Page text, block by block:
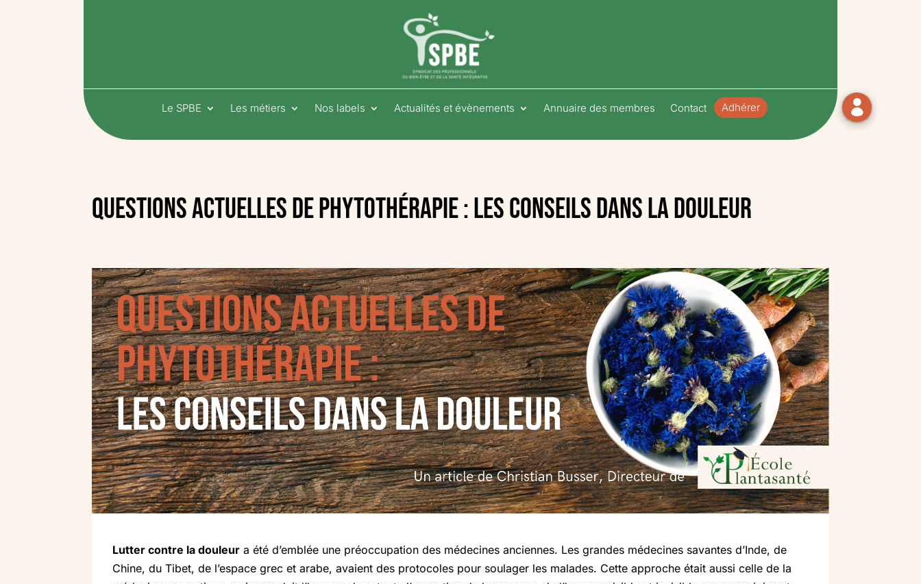
Le SPBE Les métiers Nos labels Actualités et évènements Annuaire des membres Contact Adhérer
Questions actuelles de phytothérapie : les conseils dans la douleur
Lutter contre la douleur a été d’emblée une préoccupation des médecines anciennes. Les grandes médecines savantes d’Inde, de
Chine, du Tibet, de l’espace grec et arabe, avaient des protocoles pour soulager les malades. Cette approche était aussi celle de la